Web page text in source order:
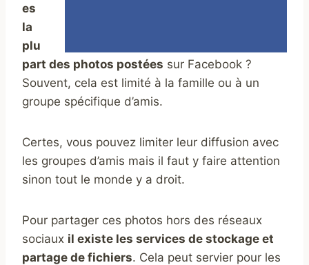
es
la
plu
part des photos postées sur Facebook ?
Souvent, cela est limité à la famille ou à un
groupe spécifique d’amis.
Certes, vous pouvez limiter leur diffusion avec
les groupes d’amis mais il faut y faire attention
sinon tout le monde y a droit.
Pour partager ces photos hors des réseaux
sociaux il existe les services de stockage et
partage de fichiers. Cela peut servier pour les